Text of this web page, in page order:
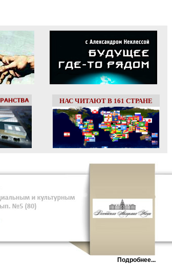
НАС ЧИТАЮТ В 161 СТРАНЕ
Подробнее...